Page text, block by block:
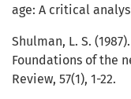
age: A critical
Shulman, L. S.
Foundations of the
Review, 57(1), 1-22.